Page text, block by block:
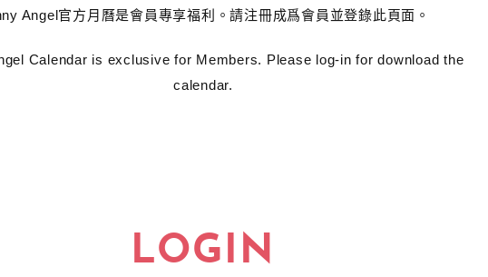
Angel官方月曆是會員專享福利。請注冊成爲會員並登錄此頁面。
Calendar is exclusive for Members. Please log-in for download the
calendar.
LOGIN